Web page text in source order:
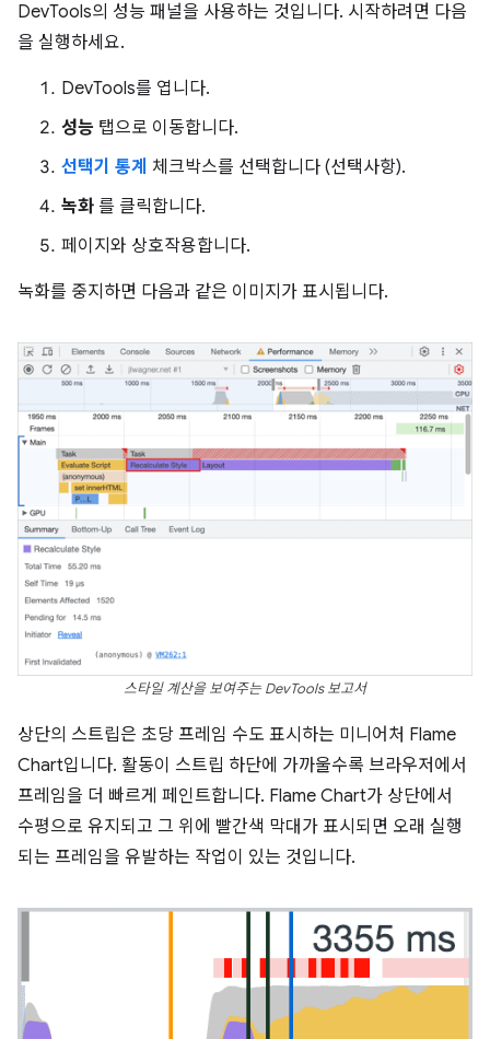
DevTools의 성능 패널을 사용하는 것입니다. 시작하려면 다음
을 실행하세요.
DevTools를 엽니다.
성능 탭으로 이동합니다.
선택기 통계 체크박스를 선택합니다 (선택사항).
녹화 를 클릭합니다.
페이지와 상호작용합니다.
녹화를 중지하면 다음과 같은 이미지가 표시됩니다.
스타일 계산을 보여주는 DevTools 보고서
상단의 스트립은 초당 프레임 수도 표시하는 미니어처 Flame
Chart입니다. 활동이 스트립 하단에 가까울수록 브라우저에서
프레임을 더 빠르게 페인트합니다. Flame Chart가 상단에서
수평으로 유지되고 그 위에 빨간색 막대가 표시되면 오래 실행
되는 프레임을 유발하는 작업이 있는 것입니다.